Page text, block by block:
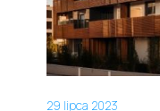
29 lipca 2023